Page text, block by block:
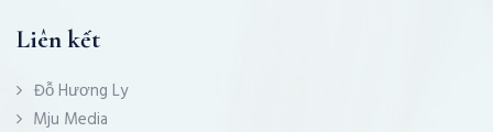
Liên kết
Đỗ Hương Ly
Mju Media